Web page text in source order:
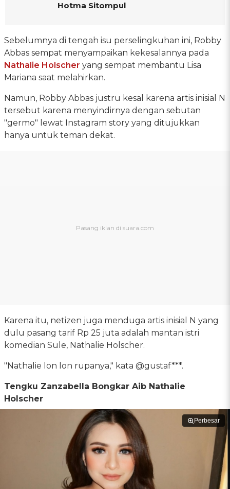
Hotma Sitompul
Sebelumnya di tengah isu perselingkuhan ini, Robby
Abbas sempat menyampaikan kekesalannya pada
Nathalie Holscher yang sempat membantu Lisa
Mariana saat melahirkan.
Namun, Robby Abbas justru kesal karena artis inisial N
tersebut karena menyindirnya dengan sebutan
"germo" lewat Instagram story yang ditujukkan
hanya untuk teman dekat.
Karena itu, netizen juga menduga artis inisial N yang
dulu pasang tarif Rp 25 juta adalah mantan istri
komedian Sule, Nathalie Holscher.
"Nathalie lon lon rupanya," kata @gustaf***.
Tengku Zanzabella Bongkar Aib Nathalie
Holscher
Perbesar